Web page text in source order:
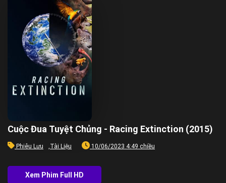
Cuộc Đua Tuyệt Chủng - Racing Extinction (2015)
Phiêu Lưu ,Tài Liệu 10/06/2023 4:49 chiều